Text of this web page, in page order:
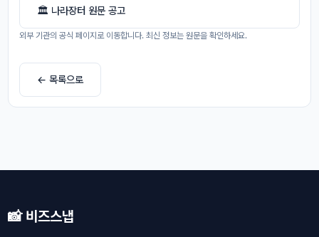
🏛 나라장터 원문 공고
외부 기관의 공식 페이지로 이동합니다. 최신 정보는 원문을 확인하세요.
← 목록으로
📸 비즈스냅